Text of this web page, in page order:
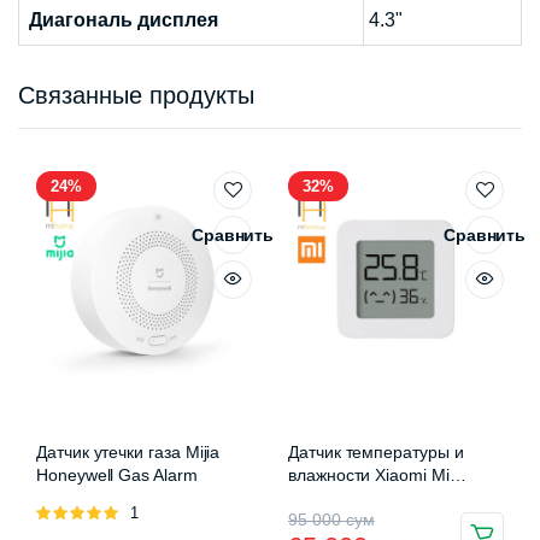
Диагональ дисплея 4.3"
Связанные продукты
24%
Сравнить
Датчик утечки газа Mijia
Honeywell Gas Alarm
Оценка
1
32%
Сравнить
Датчик температуры и
влажности Xiaomi Mi
EAC (LYWSD03MMC)
95 000сум
Первоначальная
Текущая